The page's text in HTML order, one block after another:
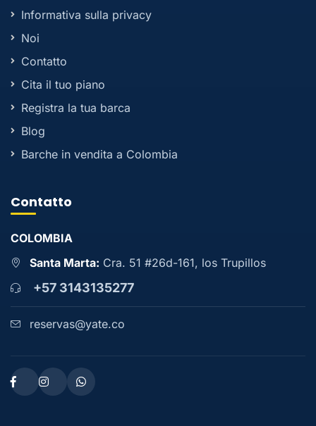
Informativa sulla privacy
Noi
Contatto
Cita il tuo piano
Registra la tua barca
Blog
Barche in vendita a Colombia
Contatto
COLOMBIA
Santa Marta: Cra. 51 #26d-161, los Trupillos
+57 3143135277
reservas@yate.co